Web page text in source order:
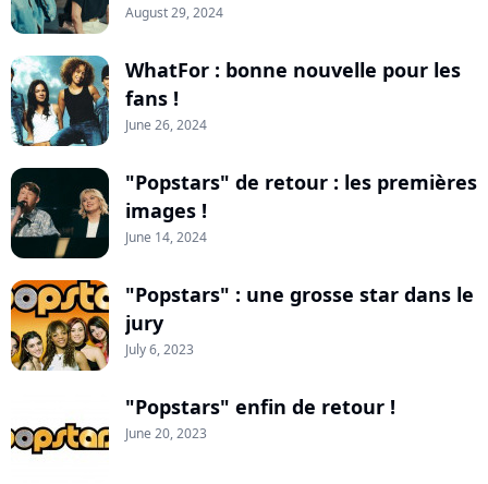
August 29, 2024
WhatFor : bonne nouvelle pour les
fans !
June 26, 2024
"Popstars" de retour : les premières
images !
June 14, 2024
"Popstars" : une grosse star dans le
jury
July 6, 2023
"Popstars" enfin de retour !
June 20, 2023